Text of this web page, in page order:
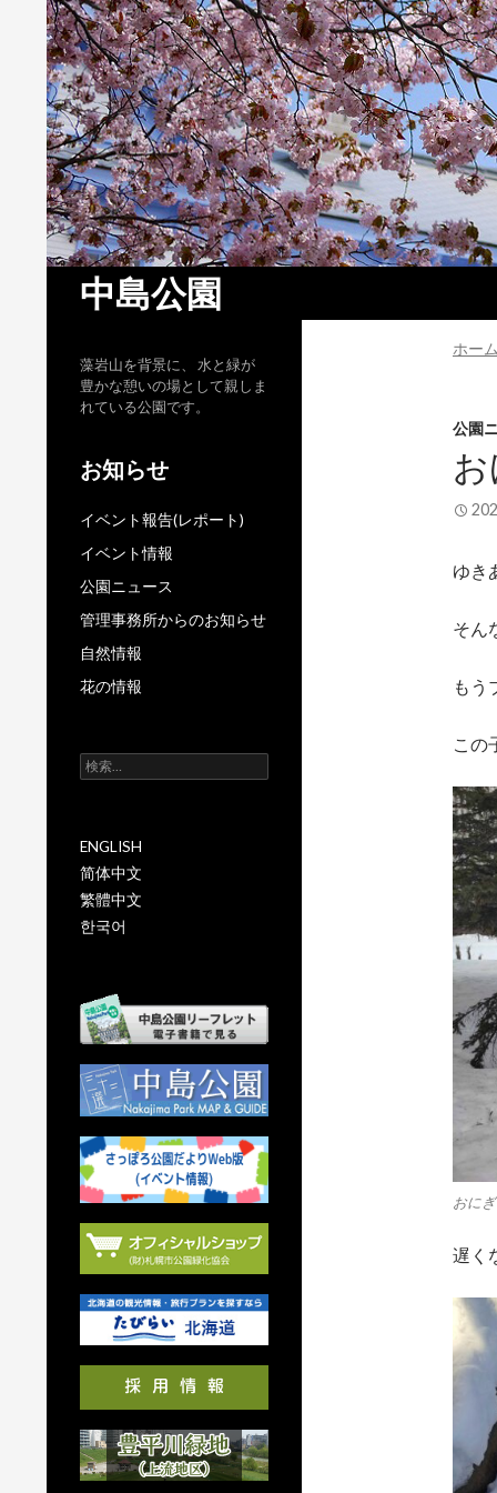
中島公園
ホー
公園
ゆき
そん
もう
この
おに
遅く
藻岩山を背景に、 水と緑が
豊かな憩いの場として親しま
れている公園です。
お知らせ
イベント報告(レポート)
イベント情報
公園ニュース
管理事務所からのお知らせ
自然情報
花の情報
検
索:
ENGLISH
简体中文
繁體中文
한국어